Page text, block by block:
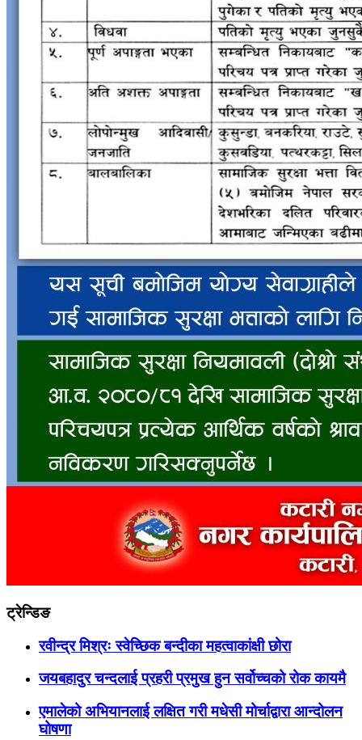
ट्रेन्डिङ
रवीन्द्र मिश्रः स्वेच्छिक बन्दीका महत्वाकांक्षी छोरा
जयबहादुर चन्दलाई प्रहरी प्रमुख हुन सर्वोच्चको रोक कायमै
एमालेको अभियानलाई लक्षित गरी मधेसी मोर्चाद्वारा आन्दोलन
घोषणा